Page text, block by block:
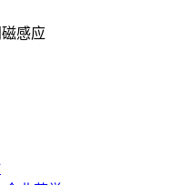
感应